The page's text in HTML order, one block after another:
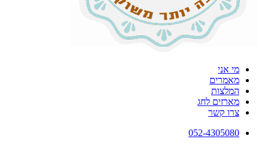
מי אני
מאמרים
המלצות
מארזים לחג
צרו קשר
052-4305080